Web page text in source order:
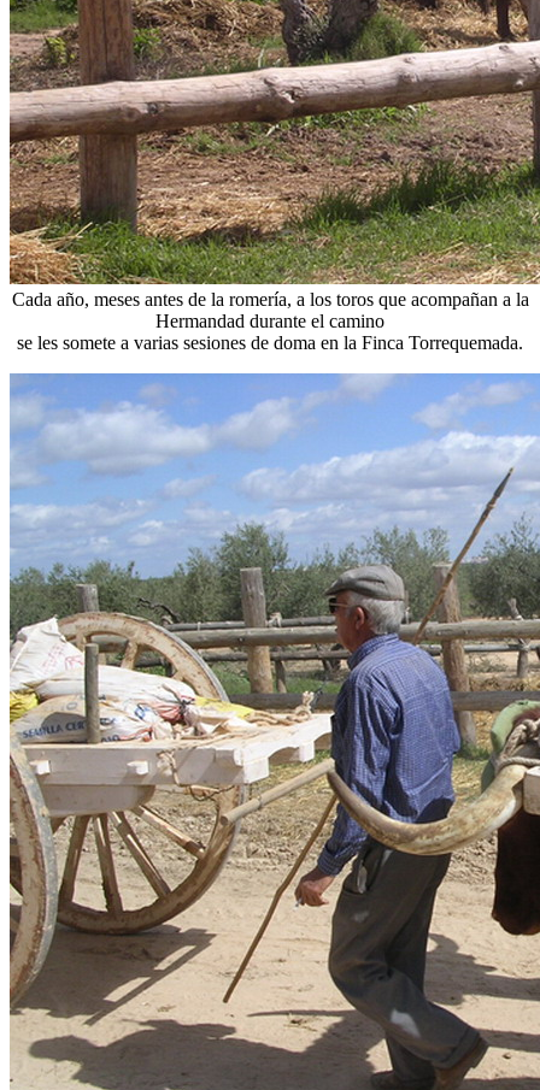
Cada año, meses antes de la romería, a los toros que acompañan a la
Hermandad durante el camino
se les somete a varias sesiones de doma en la Finca Torrequemada.